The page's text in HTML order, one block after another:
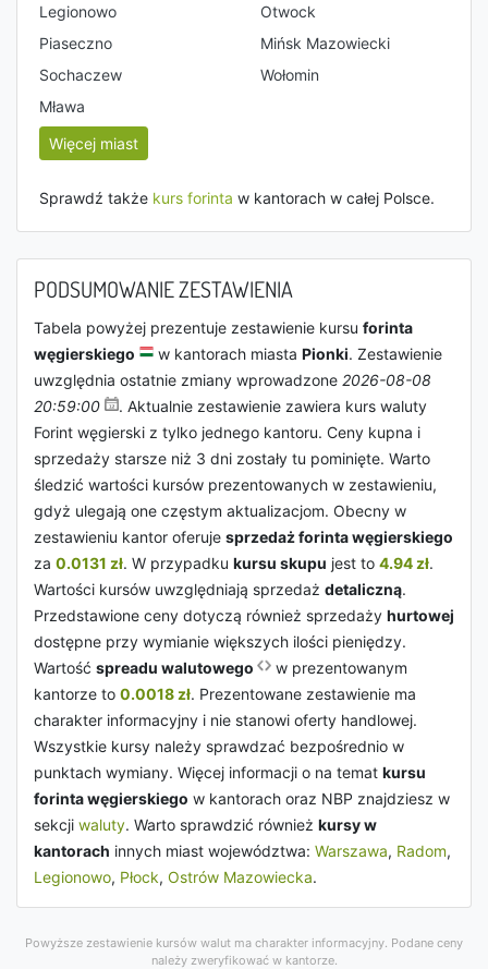
Legionowo
Otwock
Piaseczno
Mińsk Mazowiecki
Sochaczew
Wołomin
Mława
Więcej miast
Sprawdź także kurs forinta w kantorach w całej Polsce.
PODSUMOWANIE ZESTAWIENIA
Tabela powyżej prezentuje zestawienie kursu forinta
węgierskiego
w kantorach miasta Pionki. Zestawienie
uwzględnia ostatnie zmiany wprowadzone 2026-08-08
20:59:00
. Aktualnie zestawienie zawiera kurs waluty
Forint węgierski z tylko jednego kantoru. Ceny kupna i
sprzedaży starsze niż 3 dni zostały tu pominięte. Warto
śledzić wartości kursów prezentowanych w zestawieniu,
gdyż ulegają one częstym aktualizacjom. Obecny w
zestawieniu kantor oferuje sprzedaż forinta węgierskiego
za 0.0131 zł. W przypadku kursu skupu jest to 4.94 zł.
Wartości kursów uwzględniają sprzedaż detaliczną.
Przedstawione ceny dotyczą również sprzedaży hurtowej
dostępne przy wymianie większych ilości pieniędzy.
Wartość spreadu walutowego
w prezentowanym
kantorze to 0.0018 zł. Prezentowane zestawienie ma
charakter informacyjny i nie stanowi oferty handlowej.
Wszystkie kursy należy sprawdzać bezpośrednio w
punktach wymiany. Więcej informacji o na temat kursu
forinta węgierskiego w kantorach oraz NBP znajdziesz w
sekcji waluty. Warto sprawdzić również kursy w
kantorach innych miast województwa: Warszawa, Radom,
Legionowo, Płock, Ostrów Mazowiecka.
Powyższe zestawienie kursów walut ma charakter informacyjny. Podane ceny
należy zweryfikować w kantorze.